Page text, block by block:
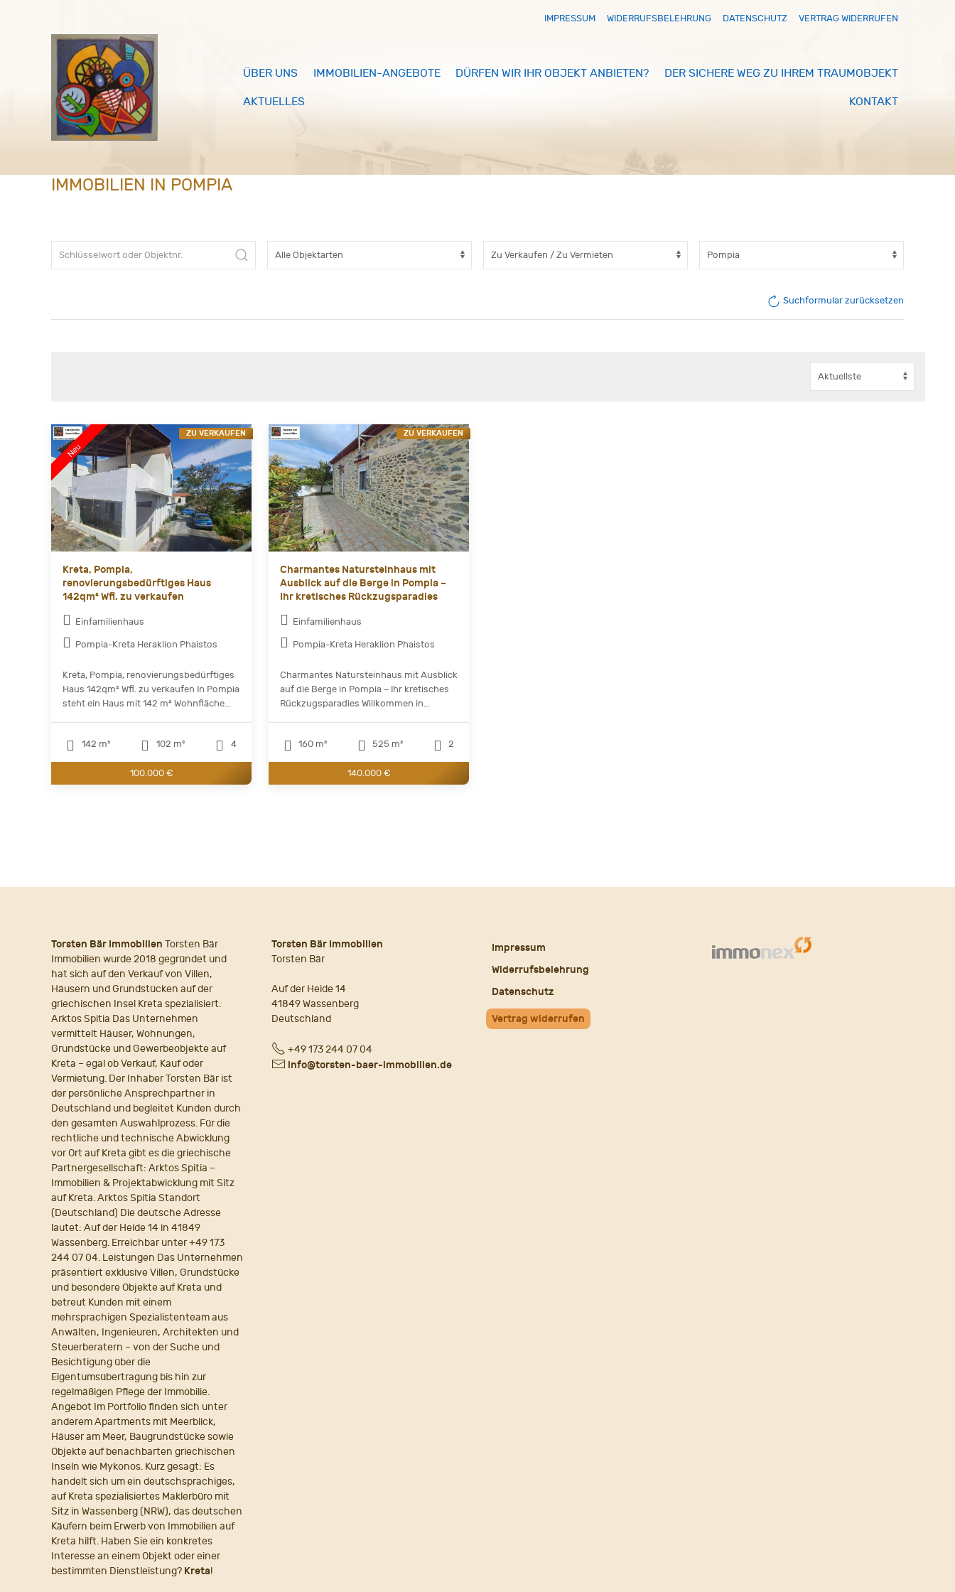
IMPRESSUM WIDERRUFSBELEHRUNG DATENSCHUTZ VERTRAG WIDERRUFEN
ÜBER UNS IMMOBILIEN-ANGEBOTE DÜRFEN WIR IHR OBJEKT ANBIETEN? DER SICHERE WEG ZU IHREM TRAUMOBJEKT
AKTUELLES KONTAKT
IMMOBILIEN IN POMPIA
Suchformular zurücksetzen
Kreta, Pompia,
renovierungsbedürftiges Haus
142qm² Wfl. zu verkaufen
Einfamilienhaus
Pompia-Kreta Heraklion Phaistos
Kreta, Pompia, renovierungsbedürftiges
Haus 142qm² Wfl. zu verkaufen In Pompia
steht ein Haus mit 142 m² Wohnfläche...
142 m² 102 m² 4
100.000 €
ZU VERKAUFEN
Charmantes Natursteinhaus mit
Ausblick auf die Berge in Pompia –
Ihr kretisches Rückzugsparadies
Einfamilienhaus
Pompia-Kreta Heraklion Phaistos
Charmantes Natursteinhaus mit Ausblick
auf die Berge in Pompia – Ihr kretisches
Rückzugsparadies Willkommen in...
160 m² 525 m² 2
140.000 €
ZU VERKAUFEN
Torsten Bär Immobilien Torsten Bär
Immobilien wurde 2018 gegründet und
hat sich auf den Verkauf von Villen,
Häusern und Grundstücken auf der
griechischen Insel Kreta spezialisiert.
Arktos Spitia Das Unternehmen
vermittelt Häuser, Wohnungen,
Grundstücke und Gewerbeobjekte auf
Kreta – egal ob Verkauf, Kauf oder
Vermietung. Der Inhaber Torsten Bär ist
der persönliche Ansprechpartner in
Deutschland und begleitet Kunden durch
den gesamten Auswahlprozess. Für die
rechtliche und technische Abwicklung
vor Ort auf Kreta gibt es die griechische
Partnergesellschaft: Arktos Spitia –
Immobilien & Projektabwicklung mit Sitz
auf Kreta. Arktos Spitia Standort
(Deutschland) Die deutsche Adresse
lautet: Auf der Heide 14 in 41849
Wassenberg. Erreichbar unter +49 173
244 07 04. Leistungen Das Unternehmen
präsentiert exklusive Villen, Grundstücke
und besondere Objekte auf Kreta und
betreut Kunden mit einem
mehrsprachigen Spezialistenteam aus
Anwälten, Ingenieuren, Architekten und
Steuerberatern – von der Suche und
Besichtigung über die
Eigentumsübertragung bis hin zur
regelmäßigen Pflege der Immobilie.
Angebot Im Portfolio finden sich unter
anderem Apartments mit Meerblick,
Häuser am Meer, Baugrundstücke sowie
Objekte auf benachbarten griechischen
Inseln wie Mykonos. Kurz gesagt: Es
handelt sich um ein deutschsprachiges,
auf Kreta spezialisiertes Maklerbüro mit
Sitz in Wassenberg (NRW), das deutschen
Käufern beim Erwerb von Immobilien auf
Kreta hilft. Haben Sie ein konkretes
Interesse an einem Objekt oder einer
bestimmten Dienstleistung? Kreta!
Torsten Bär Immobilien
Torsten Bär
Auf der Heide 14
41849 Wassenberg
Deutschland
Fon+49 173 244 07 04
E- info@torsten-baer-immobilien.de
Impressum
Widerrufsbelehrung
Datenschutz
Vertrag widerrufen